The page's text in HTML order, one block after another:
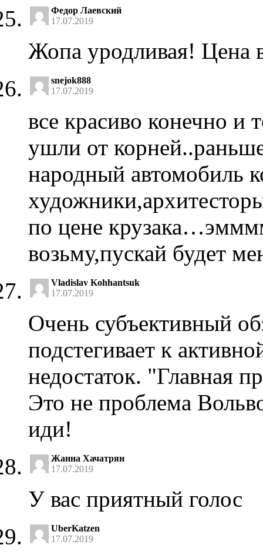
Федор Лаевский
17.07.2019
Жопа уродливая! Цена
snejok888
17.07.2019
все красиво конечно и
ушли от
народный автомобиль
по цене
возьму,пускай будет
Vladislav Kohhantsuk
17.07.2019
Очень субъективный
подстегивает к
недостаток. "Главная
Это не проблема
иди!
Жанна Хачатрян
17.07.2019
У вас приятный голос
UberKatzen
17.07.2019